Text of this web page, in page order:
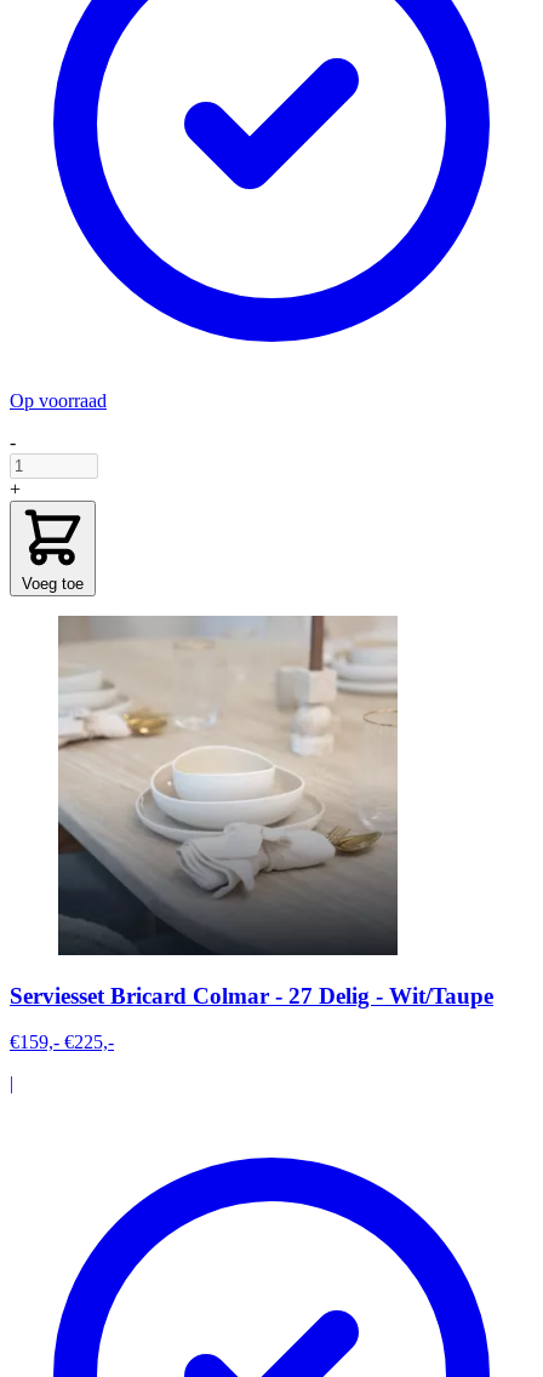
Op voorraad
-
+
Voeg toe
Serviesset Bricard Colmar - 27 Delig - Wit/Taupe
€159,- €225,-
|